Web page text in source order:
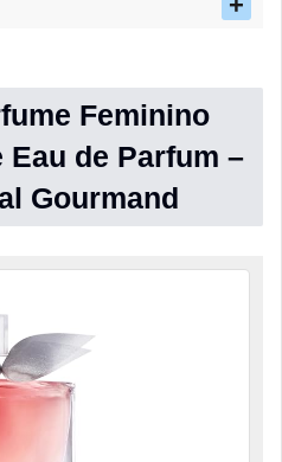
Feminino
de Parfum –
Gourmand